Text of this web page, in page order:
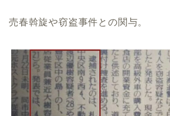
売春斡旋や窃盗事件との関与。